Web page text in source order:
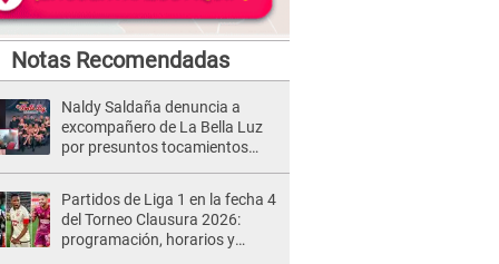
Notas Recomendadas
Naldy Saldaña denuncia a
excompañero de La Bella Luz
por presuntos tocamientos
Partidos de Liga 1 en la fecha 4
del Torneo Clausura 2026:
programación, horarios y